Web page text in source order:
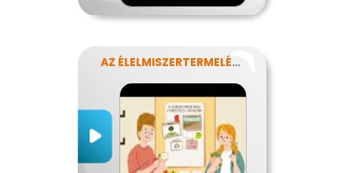
AZ ÉLELMISZERTERMELÉS HATÁSA